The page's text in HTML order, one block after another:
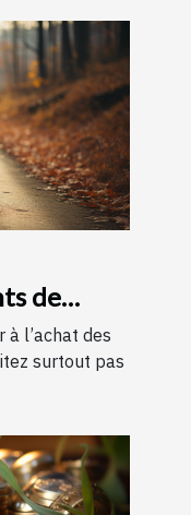
de
à l’achat des
surtout pas